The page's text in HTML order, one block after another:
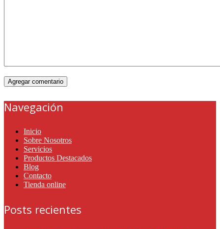
Navegación
Inicio
Sobre Nosotros
Servicios
Productos Destacados
Blog
Contacto
Tienda online
Posts recientes